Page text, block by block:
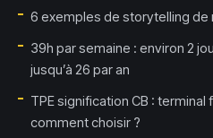
6 exemples de storytelling de
39h par semaine : environ 2
jusqu’à 26 par an
TPE signification CB :
comment choisir ?